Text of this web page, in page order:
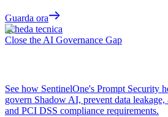
Guarda ora
Scheda tecnica
Close the AI Governance Gap
See how SentinelOne's Prompt Security
govern Shadow AI, prevent data
and PCI DSS compliance requirements.